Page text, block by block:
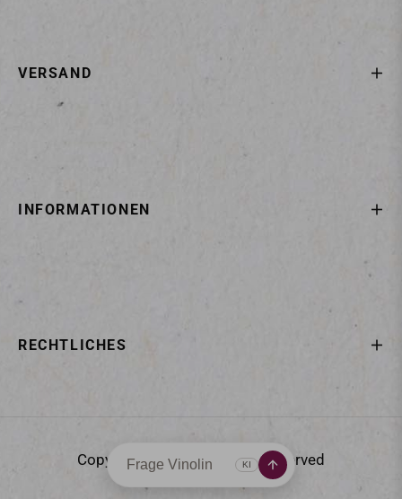
VERSAND
INFORMATIONEN
RECHTLICHES
Copyright © 2025All rights reserved